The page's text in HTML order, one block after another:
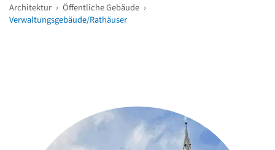
Architektur › Öffentliche Gebäude ›
Verwaltungsgebäude/Rathäuser